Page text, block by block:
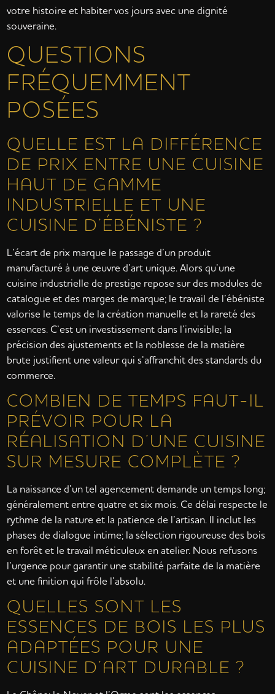
votre histoire et habiter vos jours avec une dignité
souveraine.
QUESTIONS
FRÉQUEMMENT
POSÉES
QUELLE EST LA DIFFÉRENCE
DE PRIX ENTRE UNE CUISINE
HAUT DE GAMME
INDUSTRIELLE ET UNE
CUISINE D’ÉBÉNISTE ?
L’écart de prix marque le passage d’un produit
manufacturé à une œuvre d’art unique. Alors qu’une
cuisine industrielle de prestige repose sur des modules de
catalogue et des marges de marque; le travail de l’ébéniste
valorise le temps de la création manuelle et la rareté des
essences. C’est un investissement dans l’invisible; la
précision des ajustements et la noblesse de la matière
brute justifient une valeur qui s’affranchit des standards du
commerce.
COMBIEN DE TEMPS FAUT-IL
PRÉVOIR POUR LA
RÉALISATION D’UNE CUISINE
SUR MESURE COMPLÈTE ?
La naissance d’un tel agencement demande un temps long;
généralement entre quatre et six mois. Ce délai respecte le
rythme de la nature et la patience de l’artisan. Il inclut les
phases de dialogue intime; la sélection rigoureuse des bois
en forêt et le travail méticuleux en atelier. Nous refusons
l’urgence pour garantir une stabilité parfaite de la matière
et une finition qui frôle l’absolu.
QUELLES SONT LES
ESSENCES DE BOIS LES PLUS
ADAPTÉES POUR UNE
CUISINE D’ART DURABLE ?